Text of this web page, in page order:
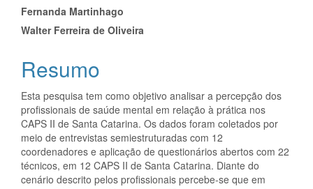
Conteúdo
do
artigo
principal
Fernanda Martinhago
Walter Ferreira de Oliveira
Resumo
Esta pesquisa tem como objetivo analisar a percepção dos
profissionais de saúde mental em relação à prática nos
CAPS II de Santa Catarina. Os dados foram coletados por
meio de entrevistas semiestruturadas com 12
coordenadores e aplicação de questionários abertos com 22
técnicos, em 12 CAPS II de Santa Catarina. Diante do
cenário descrito pelos profissionais percebe-se que em